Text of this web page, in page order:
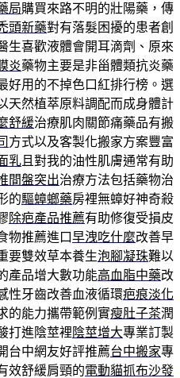
局購買來路不明的壯陽藥，傳
頭新藥對有落髮困擾的患者創
生喜歡液體會開耳滴劑、原來
炎藥物主要是非甾體類抗炎藥
好用的不掉色口紅排行榜。選
天然植萃原料調配而成身體計
舒緩治療肌肉關節痛藥品有搬
方式以及客製化搬家方案豐富
乳 且對我的油性肌膚通常有助
間盤突出治療方法包括藥物治
的驅蟑螂藥房裡無蟑好神奇殺
除疤產品推薦有助修復受損皮
物推薦進口早洩吃什麼改善早
要雙效草本養生泡腳凝珠難以
產品增大數功能高血脂中藥改
性牙齒改善血液循環疤痕淡化
的能力攜帶範例實瘦肚子茶潤
打進陰莖裡 陰莖增大專業訂製
台中網友好評推薦台中搬家專
效舒緩肩頸的電動貓抓布沙發